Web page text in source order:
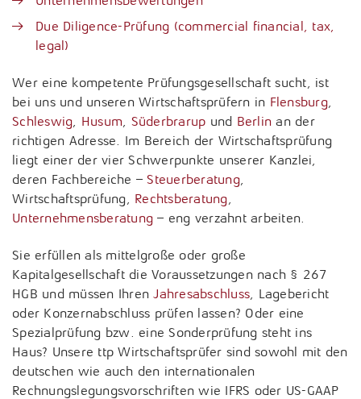
Due Diligence-Prüfung (commercial financial, tax,
legal)
Wer eine kompetente Prüfungsgesellschaft sucht, ist
bei uns und unseren Wirtschaftsprüfern in Flensburg,
Schleswig
Husum Süderbrarup und Berlin an der
richtigen Adresse. Im Bereich der Wirtschaftsprüfung
liegt einer der vier Schwerpunkte unserer Kanzlei,
deren Fachbereiche –Steuerberatung,
Wirtschaftsprüfung, Rechtsberatung
Unternehmensberatung – eng verzahnt arbeiten.
Sie erfüllen als mittelgroße oder große
Kapitalgesellschaft die Voraussetzungen nach § 267
HGB und müssen IhrenJahresabschluss , Lagebericht
oder Konzernabschluss prüfen lassen? Oder eine
Spezialprüfung bzw. eine Sonderprüfung steht ins
Haus? Unsere ttp Wirtschaftsprüfer sind sowohl mit den
deutschen wie auch den internationalen
Rechnungslegungsvorschriften wie IFRS oder US-GAAP